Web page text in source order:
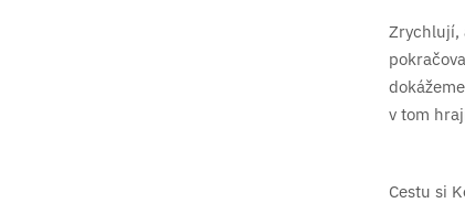
Zrychlují,
v tom
Cestu si